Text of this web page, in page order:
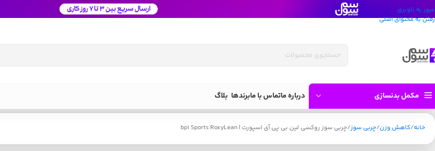
عبور به ناوبری
رفتن به محتوای اصلی
مکمل بدنسازی درباره ماتماس با مابرندها بلاگ
خانه کاهش وزن چربی سوز چربی سوز روکسی لین بی پی آی اسپورت | bpi Sports RoxyLean